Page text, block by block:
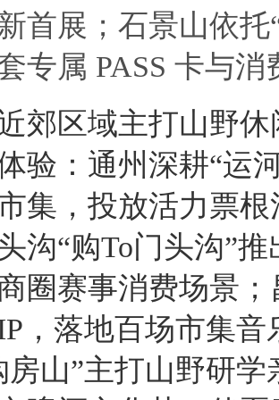
首展；石景山依
专属 PASS 卡与消
郊区域主打山野
验：通州深耕“运
集，投放活力票
沟“购To门头沟”
圈赛事消费场景；
，落地百场市集
房山”主打山野研